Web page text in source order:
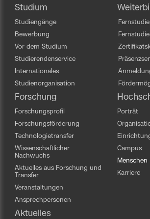
Studium
Studiengänge
Bewerbung
Vor dem Studium
Studierendenservice
Internationales
Studienorganisation
Forschung
Forschungsprofil
Forschungsförderung
Technologietransfer
Wissenschaftlicher
Nachwuchs
Aktuelles aus Forschung und
Transfer
Veranstaltungen
Ansprechpersonen
Porträt
Campus
Menschen
Karriere
Aktuelles